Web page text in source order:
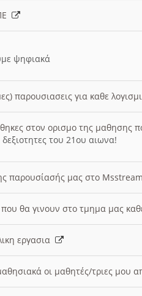
ψηφιακά
παρουσιασεις για καθε
στον ορισμο της μαθησης
του 21ου αιωνα!
παρουσίασής μας στο
που θα γινουν στο τμημα μας
εργασια
οι μαθητές/τριες μου